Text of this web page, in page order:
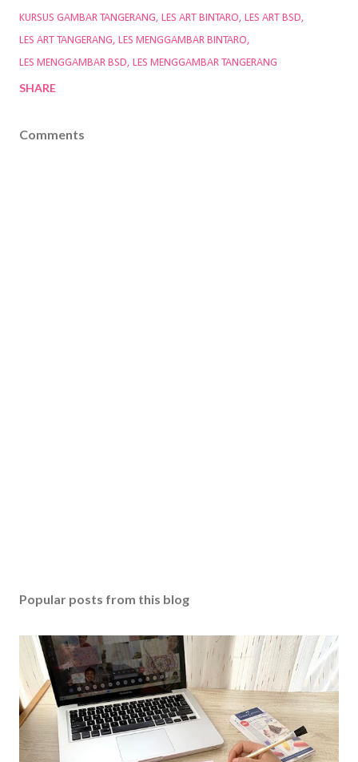
KURSUS GAMBAR TANGERANG
LES ART BINTARO
LES ART BSD
LES ART TANGERANG
LES MENGGAMBAR BINTARO
LES MENGGAMBAR BSD
LES MENGGAMBAR TANGERANG
SHARE
Comments
Popular posts from this blog